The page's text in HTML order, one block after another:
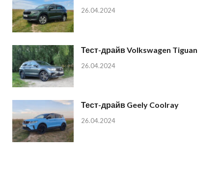
26.04.2024
Тест-драйв Volkswagen Tiguan
26.04.2024
Тест-драйв Geely Coolray
26.04.2024